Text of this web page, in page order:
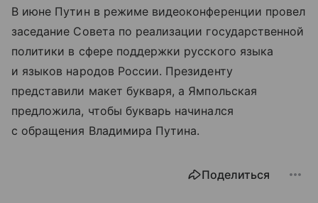
В июне Путин в режиме видеоконференции провел
заседание Совета по реализации государственной
политики в сфере поддержки русского языка
и языков народов России. Президенту
представили макет букваря, а Ямпольская
предложила, чтобы букварь начинался
с обращения Владимира Путина.
Поделиться